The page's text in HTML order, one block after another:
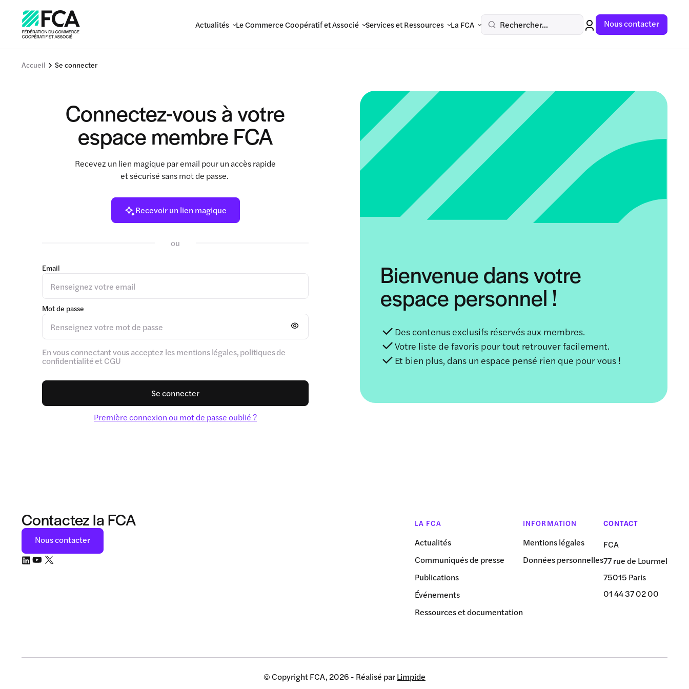
Actualités Le Commerce Coopératif et Associé Services et Ressources La FCA Rechercher... Nous contacter
Accueil Se connecter
Connectez-vous à votre
espace membre FCA
Recevez un lien magique par email pour un accès rapide
et sécurisé sans mot de passe.
Recevoir un lien magique
ou
Email
Mot de passe
En vous connectant vous acceptez les mentions légales, politiques de
confidentialité et CGU
Se connecter
Première connexion ou mot de passe oublié ?
Bienvenue dans votre
espace personnel !
Des contenus exclusifs réservés aux membres.
Votre liste de favoris pour tout retrouver facilement.
Et bien plus, dans un espace pensé rien que pour vous !
Contactez la FCA
Nous contacter
LA FCA
Actualités
Communiqués de presse
Publications
Événements
Ressources et documentation
INFORMATION
Mentions légales
Données personnelles
CONTACT
FCA
77 rue de Lourmel
75015 Paris
01 44 37 02 00
© Copyright FCA, 2026 - Réalisé parLimpide